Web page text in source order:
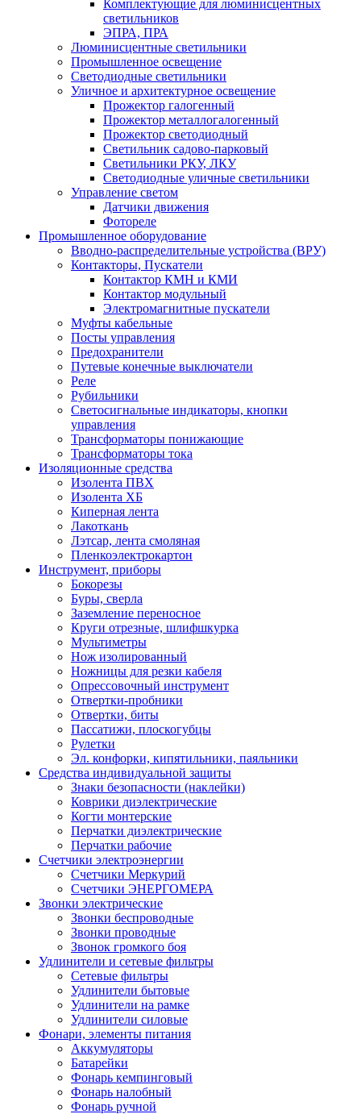
Комплектующие для люминисцентных
светильников
ЭПРА, ПРА
Люминисцентные светильники
Промышленное освещение
Светодиодные светильники
Уличное и архитектурное освещение
Прожектор галогенный
Прожектор металлогалогенный
Прожектор светодиодный
Светильник садово-парковый
Светильники РКУ, ЛКУ
Светодиодные уличные светильники
Управление светом
Датчики движения
Фотореле
Промышленное оборудование
Вводно-распределительные устройства (ВРУ)
Контакторы, Пускатели
Контактор КМН и КМИ
Контактор модульный
Электромагнитные пускатели
Муфты кабельные
Посты управления
Предохранители
Путевые конечные выключатели
Реле
Рубильники
Светосигнальные индикаторы, кнопки
управления
Трансформаторы понижающие
Трансформаторы тока
Изоляционные средства
Изолента ПВХ
Изолента ХБ
Киперная лента
Лакоткань
Лэтсар, лента смоляная
Пленкоэлектрокартон
Инструмент, приборы
Бокорезы
Буры, сверла
Заземление переносное
Круги отрезные, шлифшкурка
Мультиметры
Нож изолированный
Ножницы для резки кабеля
Опрессовочный инструмент
Отвертки-пробники
Отвертки, биты
Пассатижи, плоскогубцы
Рулетки
Эл. конфорки, кипятильники, паяльники
Средства индивидуальной защиты
Знаки безопасности (наклейки)
Коврики диэлектрические
Когти монтерские
Перчатки диэлектрические
Перчатки рабочие
Счетчики электроэнергии
Счетчики Меркурий
Счетчики ЭНЕРГОМЕРА
Звонки электрические
Звонки беспроводные
Звонки проводные
Звонок громкого боя
Удлинители и сетевые фильтры
Сетевые фильтры
Удлинители бытовые
Удлинители на рамке
Удлинители силовые
Фонари, элементы питания
Аккумуляторы
Батарейки
Фонарь кемпинговый
Фонарь налобный
Фонарь ручной